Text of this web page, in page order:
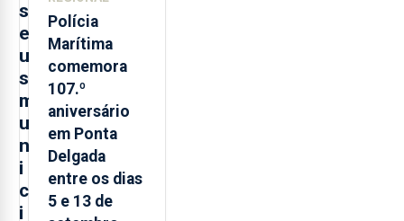
s
e
u
s
m
u
n
i
c
i
Polícia
Marítima
comemora
107.º
aniversário
em Ponta
Delgada
entre os dias
5 e 13 de